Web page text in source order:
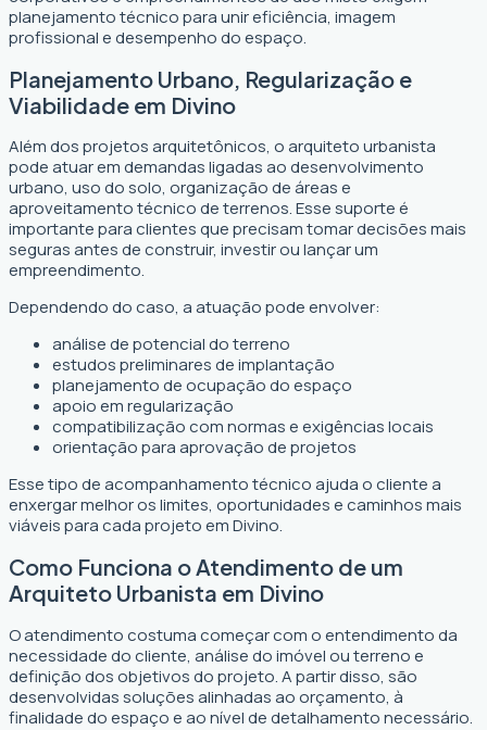
planejamento técnico para unir eficiência, imagem
profissional e desempenho do espaço.
Planejamento Urbano, Regularização e
Viabilidade em Divino
Além dos projetos arquitetônicos, o arquiteto urbanista
pode atuar em demandas ligadas ao desenvolvimento
urbano, uso do solo, organização de áreas e
aproveitamento técnico de terrenos. Esse suporte é
importante para clientes que precisam tomar decisões mais
seguras antes de construir, investir ou lançar um
empreendimento.
Dependendo do caso, a atuação pode envolver:
análise de potencial do terreno
estudos preliminares de implantação
planejamento de ocupação do espaço
apoio em regularização
compatibilização com normas e exigências locais
orientação para aprovação de projetos
Esse tipo de acompanhamento técnico ajuda o cliente a
enxergar melhor os limites, oportunidades e caminhos mais
viáveis para cada projeto em Divino.
Como Funciona o Atendimento de um
Arquiteto Urbanista em Divino
O atendimento costuma começar com o entendimento da
necessidade do cliente, análise do imóvel ou terreno e
definição dos objetivos do projeto. A partir disso, são
desenvolvidas soluções alinhadas ao orçamento, à
finalidade do espaço e ao nível de detalhamento necessário.